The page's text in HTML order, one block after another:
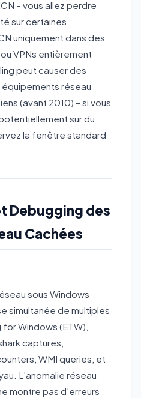
– vous allez perdre
sur certaines
uniquement dans des
VPNs entièrement
peut causer des
réseau
(avant 2010) – si vous
sur du
la fenêtre standard
Debugging des
Cachées
sous Windows
simultanée de multiples
Windows (ETW),
captures,
WMI queries, et
L'anomalie réseau
montre pas d'erreurs